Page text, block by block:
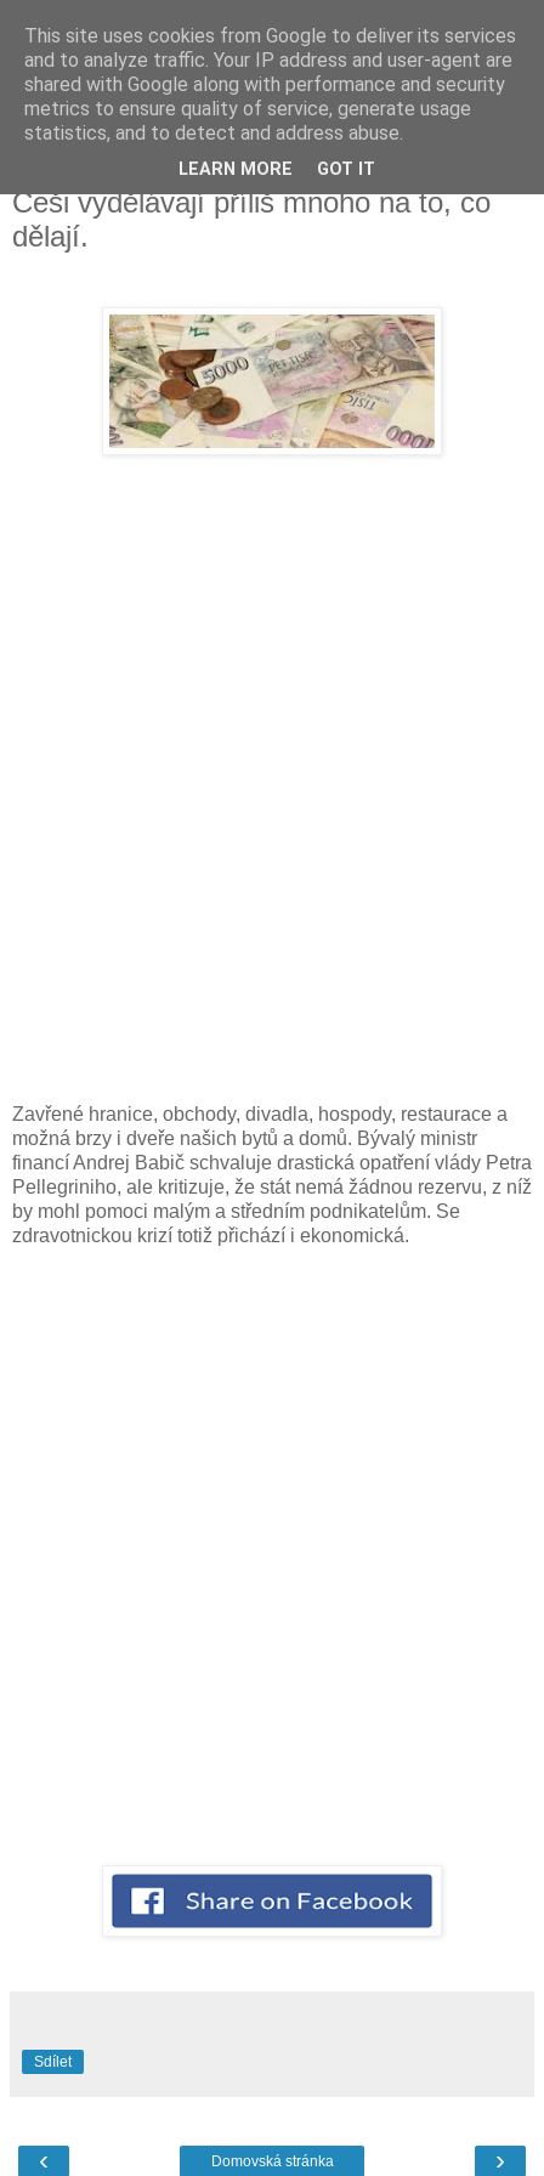
Fakečlánky
Věř všemu co tady vidíš.
úterý 24. března 2020
Češi vydělávají příliš mnoho na to, co
dělají.
Zavřené hranice, obchody, divadla, hospody, restaurace a
možná brzy i dveře našich bytů a domů. Bývalý ministr
financí Andrej Babič schvaluje drastická opatření vlády Petra
Pellegriniho, ale kritizuje, že stát nemá žádnou rezervu, z níž
by mohl pomoci malým a středním podnikatelům. Se
zdravotnickou krizí totiž přichází i ekonomická.
Sdílet
‹ ›
Domovská stránka
This site uses cookies from Google to deliver its services
and to analyze traffic. Your IP address and user-agent are
shared with Google along with performance and security
metrics to ensure quality of service, generate usage
statistics, and to detect and address abuse.
LEARN MORE GOT IT